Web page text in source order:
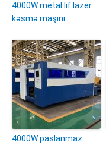
4000W metal lif lazer
kəsmə maşını
4000W paslanmaz